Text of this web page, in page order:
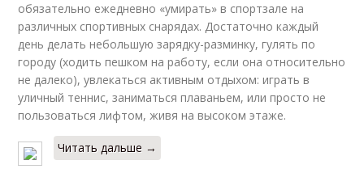
обязательно ежедневно «умирать» в спортзале на
различных спортивных снарядах. Достаточно каждый
день делать небольшую зарядку-разминку, гулять по
городу (ходить пешком на работу, если она относительно
не далеко), увлекаться активным отдыхом: играть в
уличный теннис, заниматься плаваньем, или просто не
пользоваться лифтом, живя на высоком этаже.
Читать дальше →